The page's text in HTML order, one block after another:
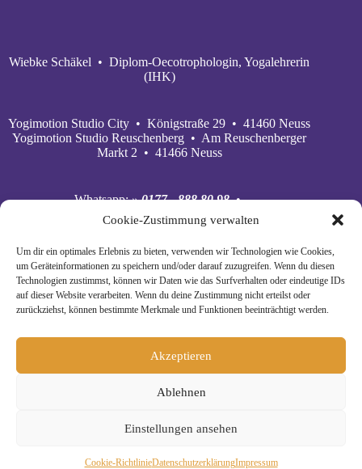
Cookie-Zustimmung verwalten
Um dir ein optimales Erlebnis zu bieten, verwenden wir Technologien wie Cookies,
um Geräteinformationen zu speichern und/oder darauf zuzugreifen. Wenn du diesen
Technologien zustimmst, können wir Daten wie das Surfverhalten oder eindeutige IDs
auf dieser Website verarbeiten. Wenn du deine Zustimmung nicht erteilst oder
zurückziehst, können bestimmte Merkmale und Funktionen beeinträchtigt werden.
Akzeptieren
Ablehnen
Einstellungen ansehen
Cookie-RichtlinieDaten­schutz­erklä­rungImpressum
Wiebke Schäkel • Diplom-Oecotrophologin, Yogalehrerin
(IHK)
Yogimotion Studio City • Königstraße 29 • 41460 Neuss
Yogimotion Studio Reuschenberg • Am Reuschenberger
Markt 2 • 41466 Neuss
Whatsapp:» 0177 - 888 80 98•
Mobil:
» 0177 - 888 80 98
E‑Mail:» wiebke@yogimotion.de•
Youtube:» yogimotion• XING:» Wiebke Schäkel
© Copyright 2024 Yogimotion •» Impressum•